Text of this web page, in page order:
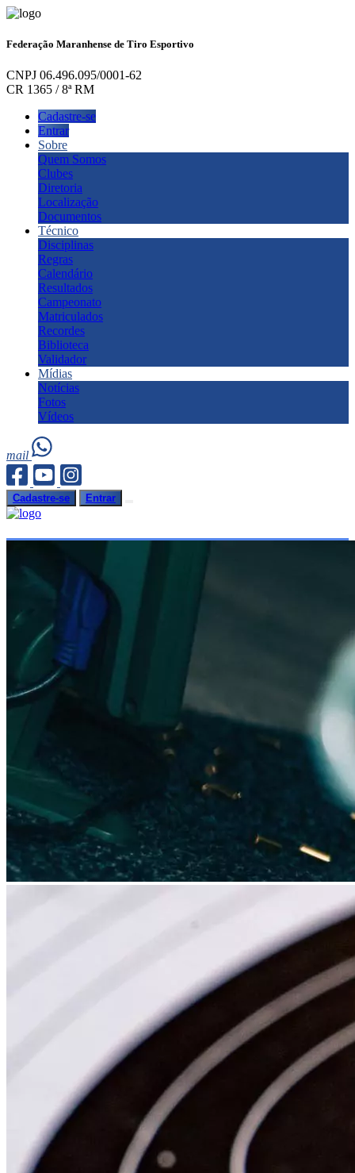
Federação Maranhense de Tiro Esportivo
CNPJ 06.496.095/0001-62
CR 1365 / 8ª RM
Cadastre-se
Entrar
Sobre
Quem Somos
Clubes
Diretoria
Localização
Documentos
Técnico
Disciplinas
Regras
Calendário
Resultados
Campeonato
Matriculados
Recordes
Biblioteca
Validador
Mídias
Notícias
Fotos
Vídeos
mail
Cadastre-se Entrar